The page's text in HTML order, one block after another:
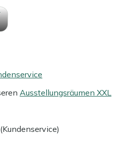
Ausstellungsräumen XXL
(Kundenservice)